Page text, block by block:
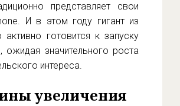
представляет свои
И в этом году гигант из
активно готовится к запуску
ожидая значительного роста
интереса.
увеличения